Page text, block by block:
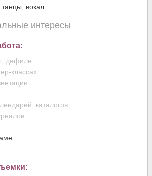
танцы, вокал
интересы
дефиле
классах
каталогов